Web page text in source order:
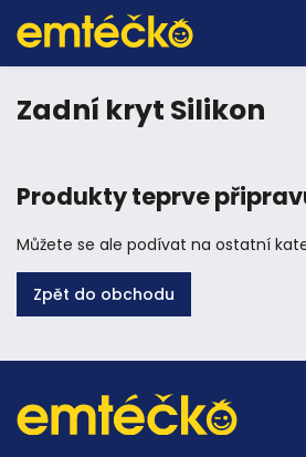
Zadní kryt Silikon
Produkty teprve
Můžete se ale podívat na ostatní
Zpět do obchodu